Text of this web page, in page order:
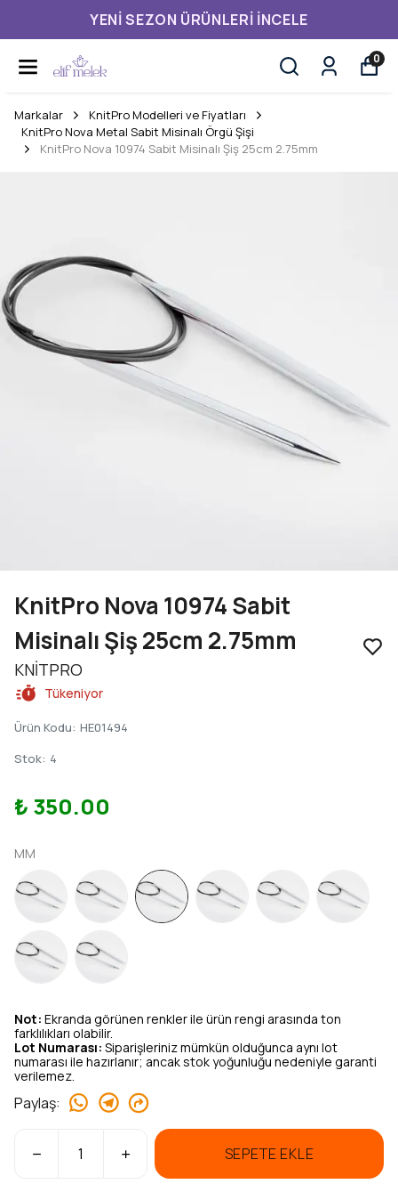
YENI SEZON ÜRÜNLERI İNCELE
0
Markalar
KnitPro Modelleri ve Fiyatları
KnitPro Nova Metal Sabit Misinalı Örgü Şişi
KnitPro Nova 10974 Sabit Misinalı Şiş 25cm 2.75mm
KnitPro Nova 10974 Sabit
Misinalı Şiş 25cm 2.75mm
KNİTPRO
Tükeniyor
Ürün Kodu: HE01494
Stok: 4
₺ 350.00
MM
Not: Ekranda görünen renkler ile ürün rengi arasında ton
farklılıkları olabilir.
Lot Numarası: Siparişleriniz mümkün olduğunca aynı lot
numarası ile hazırlanır; ancak stok yoğunluğu nedeniyle garanti
verilemez.
Paylaş:
SEPETE EKLE